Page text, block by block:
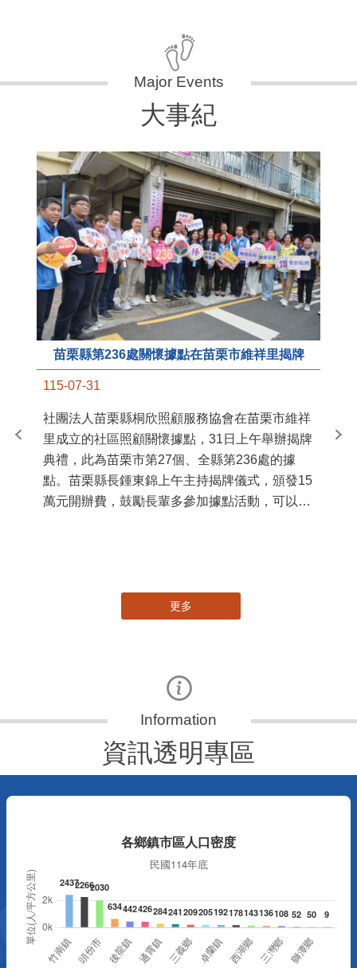
大事紀
苗栗縣第236處關懷據點在苗栗市維祥里揭牌
115-07-31
社團法人苗栗縣桐欣照顧服務協會在苗栗市維祥
里成立的社區照顧關懷據點，31日上午舉辦揭牌
典禮，此為苗栗市第27個、全縣第236處的據
點。苗栗縣長鍾東錦上午主持揭牌儀式，頒發15
萬元開辦費，鼓勵長輩多參加據點活動，可以更
苗
更多
資訊透明專區